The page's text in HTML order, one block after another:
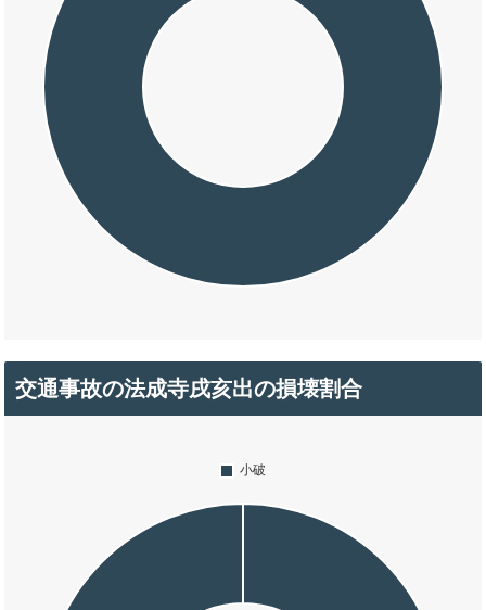
交通事故の法成寺戌亥出の損壊割合